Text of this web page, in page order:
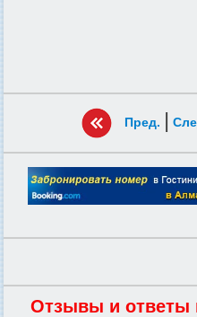
Пред. |
Отзывы и ответы